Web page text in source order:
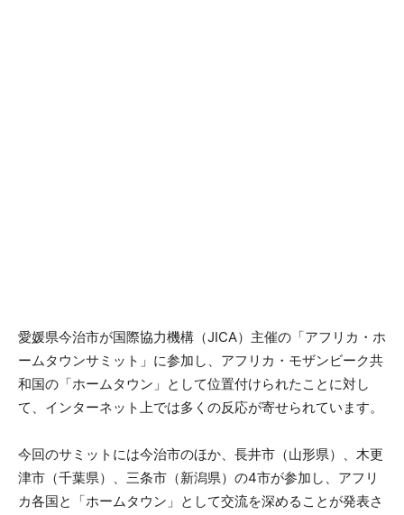
愛媛県今治市が国際協力機構（JICA）主催の「アフリカ・ホ
ームタウンサミット」に参加し、アフリカ・モザンビーク共
和国の「ホームタウン」として位置付けられたことに対し
て、インターネット上では多くの反応が寄せられています。
今回のサミットには今治市のほか、長井市（山形県）、木更
津市（千葉県）、三条市（新潟県）の4市が参加し、アフリ
カ各国と「ホームタウン」として交流を深めることが発表さ